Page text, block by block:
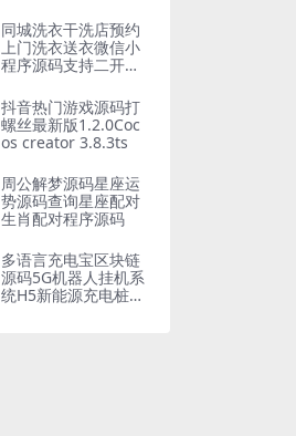
同城洗衣干洗店预约
上门洗衣送衣微信小
程序源码支持二开定
抖音热门游戏源码打
螺丝最新版1.2.0Coc
os creator 3.8.3ts
周公解梦源码星座运
势源码查询星座配对
生肖配对程序源码
多语言充电宝区块链
源码5G机器人挂机系
统H5新能源充电桩多